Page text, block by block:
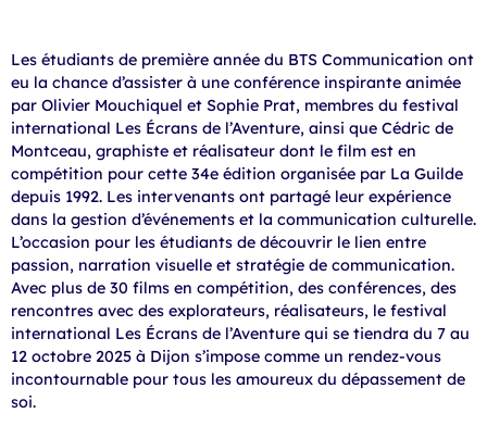
Les étudiants de première année du BTS Communication ont
eu la chance d’assister à une conférence inspirante animée
par Olivier Mouchiquel et Sophie Prat, membres du festival
international Les Écrans de l’Aventure, ainsi que Cédric de
Montceau, graphiste et réalisateur dont le film est en
compétition pour cette 34e édition organisée par La Guilde
depuis 1992. Les intervenants ont partagé leur expérience
dans la gestion d’événements et la communication culturelle.
L’occasion pour les étudiants de découvrir le lien entre
passion, narration visuelle et stratégie de communication.
Avec plus de 30 films en compétition, des conférences, des
rencontres avec des explorateurs, réalisateurs, le festival
international Les Écrans de l’Aventure qui se tiendra du 7 au
12 octobre 2025 à Dijon s’impose comme un rendez-vous
incontournable pour tous les amoureux du dépassement de
soi.